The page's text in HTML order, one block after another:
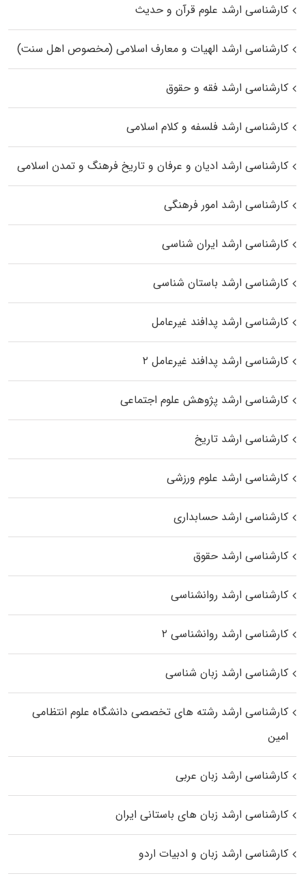
کارشناسی ارشد علوم قرآن و حدیث
کارشناسی ارشد الهیات و معارف اسلامی (مخصوص اهل سنت)
کارشناسی ارشد فقه و حقوق
کارشناسی ارشد فلسفه و کلام اسلامی
کارشناسی ارشد ادیان و عرفان و تاریخ فرهنگ و تمدن اسلامی
کارشناسی ارشد امور فرهنگی
کارشناسی ارشد ایران شناسی
کارشناسی ارشد باستان شناسی
کارشناسی ارشد پدافند غیرعامل
کارشناسی ارشد پدافند غیرعامل ۲
کارشناسی ارشد پژوهش علوم اجتماعی
کارشناسی ارشد تاریخ
کارشناسی ارشد علوم ورزشی
کارشناسی ارشد حسابداری
کارشناسی ارشد حقوق
کارشناسی ارشد روانشناسی
کارشناسی ارشد روانشناسی ۲
کارشناسی ارشد زبان شناسی
کارشناسی ارشد رﺷﺘﻪ ﻫﺎی تخصصی داﻧﺸﮕﺎه ﻋﻠﻮم انتظامی
اﻣﻴﻦ
کارشناسی ارشد زبان عربی
کارشناسی ارشد زبان‌ های باستانی ایران
کارشناسی ارشد زبان و ادبیات اردو